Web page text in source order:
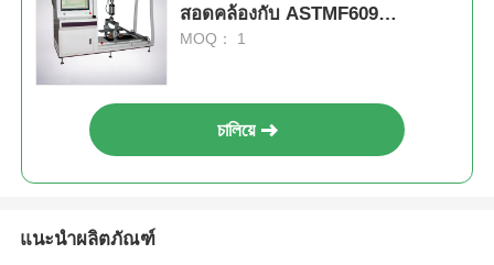
สอดคล้องกับ ASTMF609
ASTMF2913 SATRA TM144 มี
MOQ： 1
চালিয়ে
แนะนำผลิตภัณฑ์